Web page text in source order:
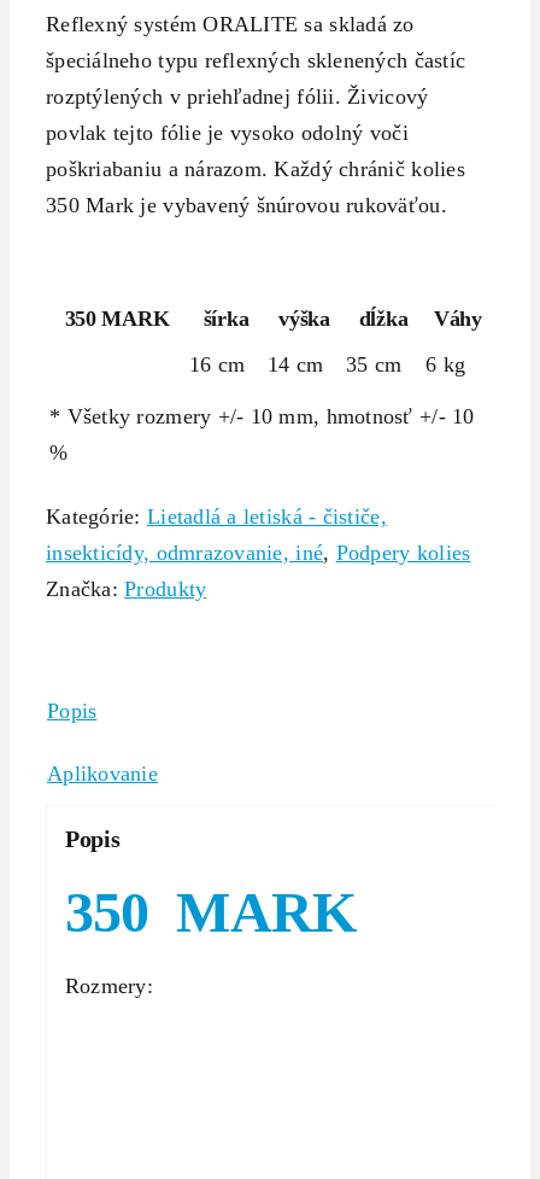
Reflexný systém ORALITE sa skladá zo
špeciálneho typu reflexných sklenených častíc
rozptýlených v priehľadnej fólii. Živicový
povlak tejto fólie je vysoko odolný voči
poškriabaniu a nárazom. Každý chránič kolies
350 Mark je vybavený šnúrovou rukoväťou.
350 MARK šírka výška dĺžka
Váhy
16 cm
14 cm 35 cm 6 kg
* Všetky rozmery +/- 10 mm, hmotnosť +/- 10
%
Kategórie: Lietadlá a letiská - čističe,
insekticídy, odmrazovanie, iné, Podpery kolies
Značka:Produkty
Popis
Aplikovanie
Popis
350 MARK
Rozmery: